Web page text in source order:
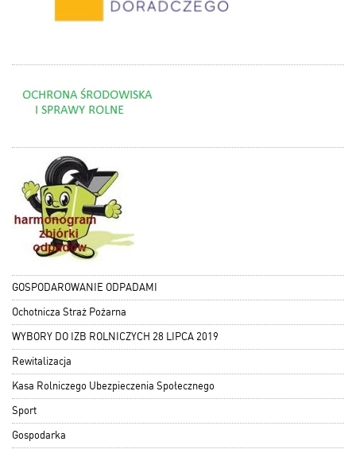
GOSPODAROWANIE ODPADAMI
Ochotnicza Straż Pożarna
WYBORY DO IZB ROLNICZYCH 28 LIPCA 2019
Rewitalizacja
Kasa Rolniczego Ubezpieczenia Społecznego
Sport
Gospodarka